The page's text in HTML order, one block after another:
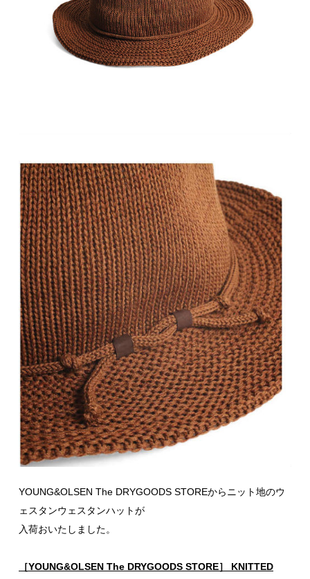
YOUNG&OLSEN The DRYGOODS STOREからニット地のウ
ェスタンウェスタンハットが
入荷おいたしました。
［YOUNG&OLSEN The DRYGOODS STORE］ KNITTED